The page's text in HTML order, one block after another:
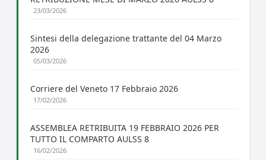
23/03/2026
Sintesi della delegazione trattante del 04 Marzo
2026
05/03/2026
Corriere del Veneto 17 Febbraio 2026
17/02/2026
ASSEMBLEA RETRIBUITA 19 FEBBRAIO 2026 PER
TUTTO IL COMPARTO AULSS 8
16/02/2026